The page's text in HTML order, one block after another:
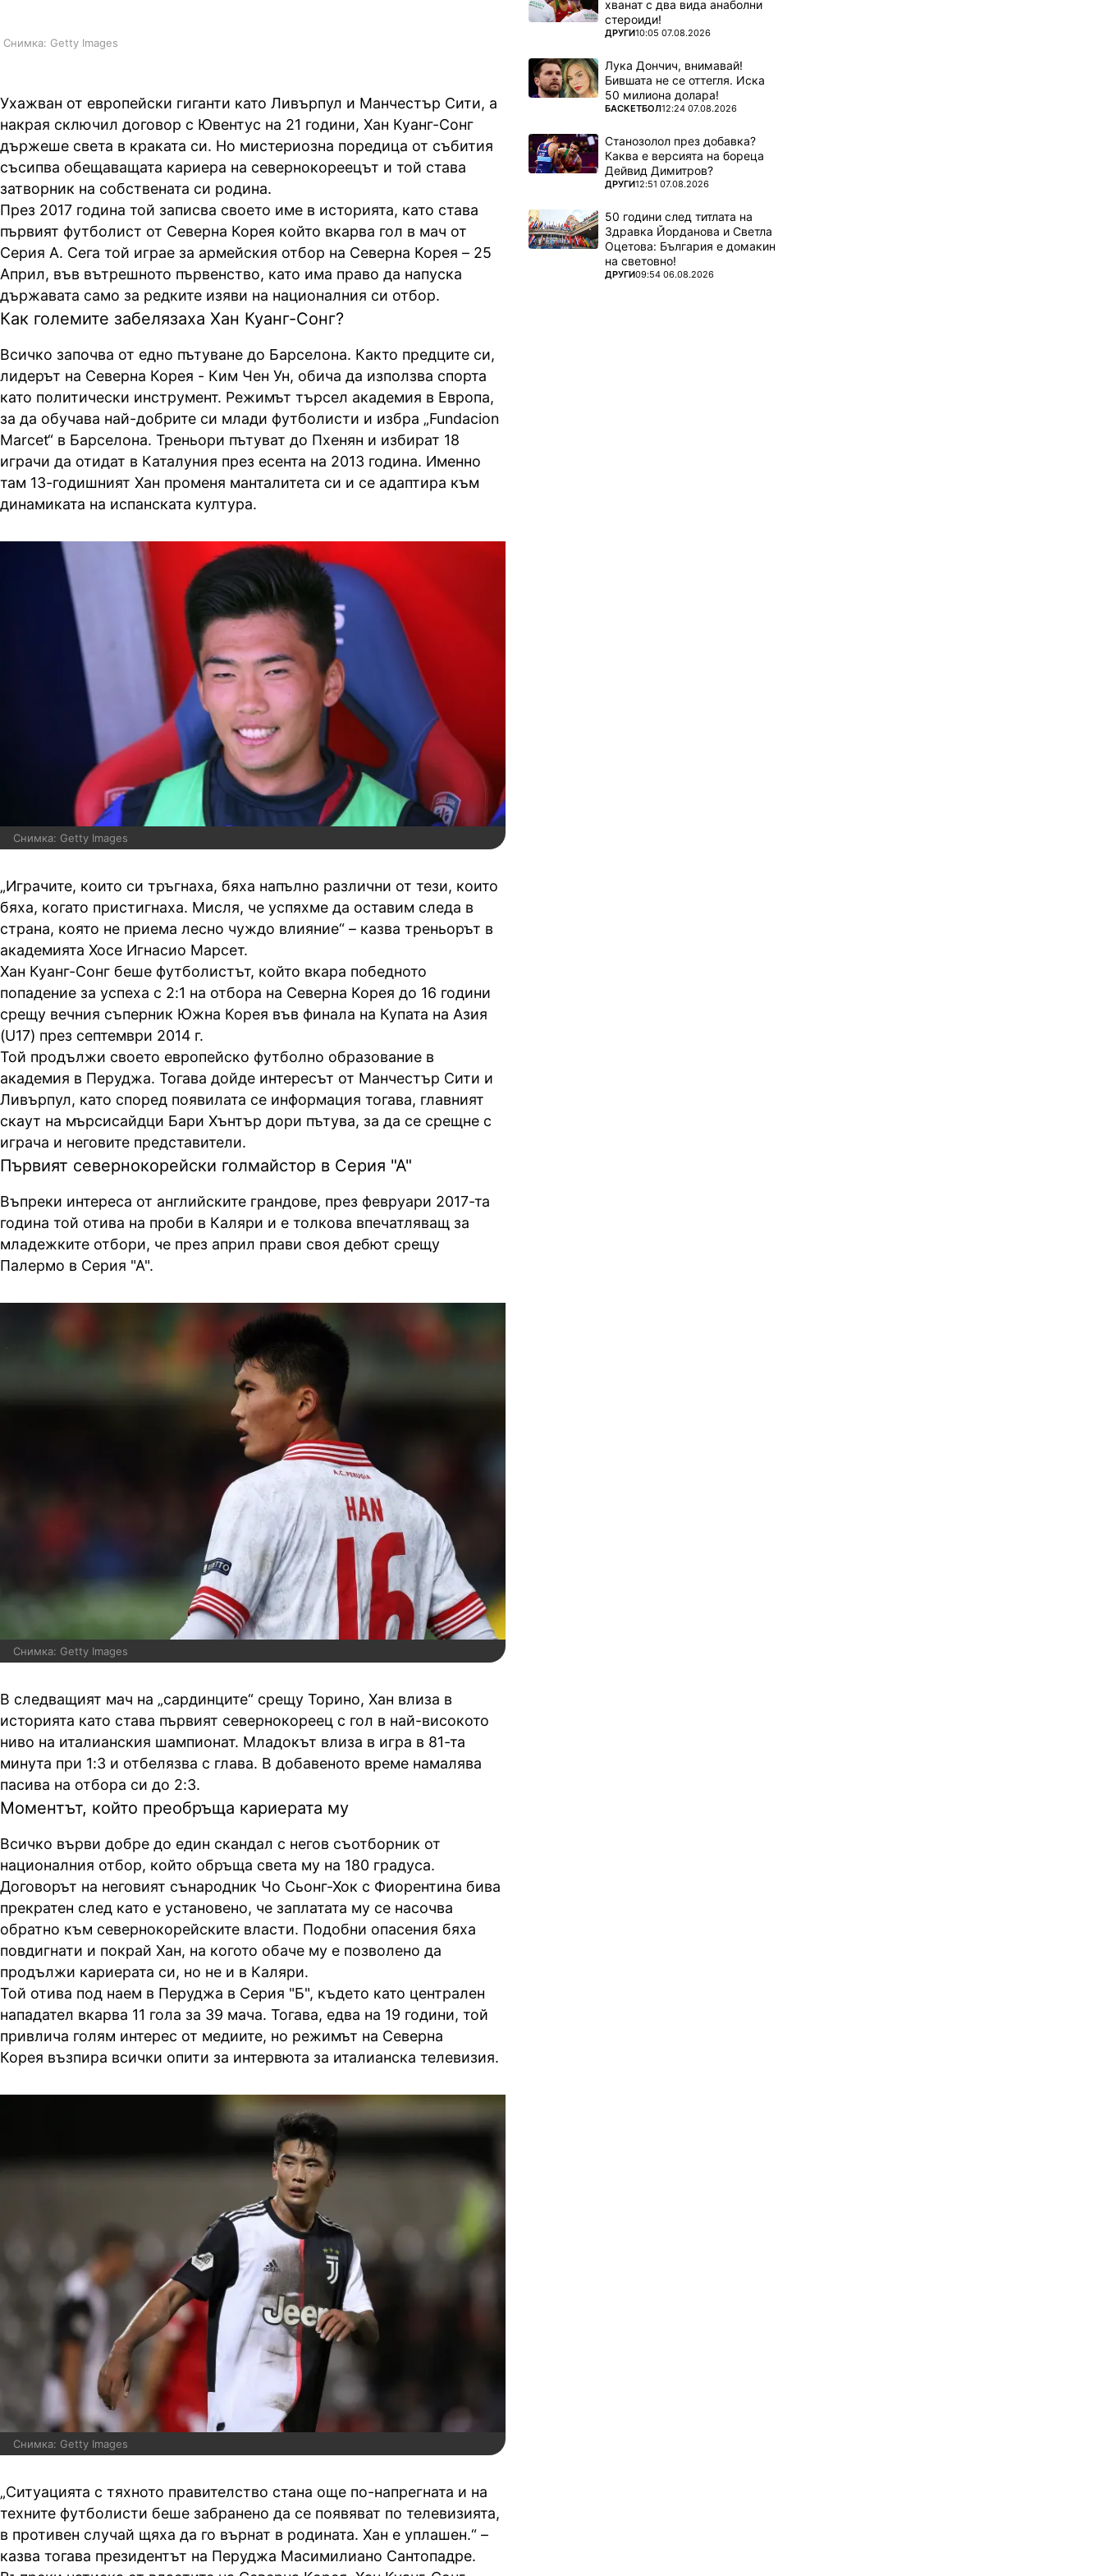
Снимка: Getty Images
Ухажван от европейски гиганти като Ливърпул и Манчестър Сити, а
накрая сключил договор с Ювентус на 21 години, Хан Куанг-Сонг
държеше света в краката си. Но мистериозна поредица от събития
съсипва обещаващата кариера на севернокореецът и той става
затворник на собствената си родина.
През 2017 година той записва своето име в историята, като става
първият футболист от Северна Корея който вкарва гол в мач от
Серия А. Сега той играе за армейския отбор на Северна Корея – 25
Април, във вътрешното първенство, като има право да напуска
държавата само за редките изяви на националния си отбор.
Как големите забелязаха Хан Куанг-Сонг?
Всичко започва от едно пътуване до Барселона. Както предците си,
лидерът на Северна Корея - Ким Чен Ун, обича да използва спорта
като политически инструмент. Режимът търсел академия в Европа,
за да обучава най-добрите си млади футболисти и избра „Fundacion
Marcet“ в Барселона. Треньори пътуват до Пхенян и избират 18
играчи да отидат в Каталуния през есента на 2013 година. Именно
там 13-годишният Хан променя манталитета си и се адаптира към
динамиката на испанската култура.
Снимка: Getty Images
„Играчите, които си тръгнаха, бяха напълно различни от тези, които
бяха, когато пристигнаха. Мисля, че успяхме да оставим следа в
страна, която не приема лесно чуждо влияние“ – казва треньорът в
академията Хосе Игнасио Марсет.
Хан Куанг-Сонг беше футболистът, който вкара победното
попадение за успеха с 2:1 на отбора на Северна Корея до 16 години
срещу вечния съперник Южна Корея във финала на Купата на Азия
(U17) през септември 2014 г.
Той продължи своето европейско футболно образование в
академия в Перуджа. Тогава дойде интересът от Манчестър Сити и
Ливърпул, като според появилата се информация тогава, главният
скаут на мърсисайдци Бари Хънтър дори пътува, за да се срещне с
играча и неговите представители.
Първият севернокорейски голмайстор в Серия "А"
Въпреки интереса от английските грандове, през февруари 2017-та
година той отива на проби в Каляри и е толкова впечатляващ за
младежките отбори, че през април прави своя дебют срещу
Палермо в Серия "А".
Снимка: Getty Images
В следващият мач на „сардинците“ срещу Торино, Хан влиза в
историята като става първият севернокореец с гол в най-високото
ниво на италианския шампионат. Младокът влиза в игра в 81-та
минута при 1:3 и отбелязва с глава. В добавеното време намалява
пасива на отбора си до 2:3.
Моментът, който преобръща кариерата му
Всичко върви добре до един скандал с негов съотборник от
националния отбор, който обръща света му на 180 градуса.
Договорът на неговият сънародник Чо Сьонг-Хок с Фиорентина бива
прекратен след като е установено, че заплатата му се насочва
обратно към севернокорейските власти. Подобни опасения бяха
повдигнати и покрай Хан, на когото обаче му е позволено да
продължи кариерата си, но не и в Каляри.
Той отива под наем в Перуджа в Серия "Б", където като централен
нападател вкарва 11 гола за 39 мача. Тогава, едва на 19 години, той
привлича голям интерес от медиите, но режимът на Северна
Корея възпира всички опити за интервюта за италианска телевизия.
Снимка: Getty Images
„Ситуацията с тяхното правителство стана още по-напрегната и на
техните футболисти беше забранено да се появяват по телевизията,
в противен случай щяха да го върнат в родината. Хан е уплашен.“ –
казва тогава президентът на Перуджа Масимилиано Сантопадре.
хванат с два вида анаболни
стероиди!
ПОВЕЧЕ ОТ
ДРУГИ10:05 07.08.2026
Лука Дончич, внимавай!
Бившата не се оттегля. Иска
50 милиона долара!
ПОВЕЧЕ ОТ
БАСКЕТБОЛ12:24 07.08.2026
Станозолол през добавка?
Каква е версията на бореца
Дейвид Димитров?
ПОВЕЧЕ ОТ
ДРУГИ12:51 07.08.2026
50 години след титлата на
Здравка Йорданова и Светла
Оцетова: България е домакин
на световно!
ПОВЕЧЕ ОТ
ДРУГИ09:54 06.08.2026